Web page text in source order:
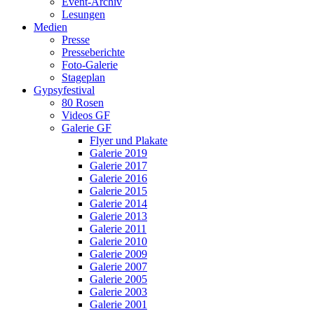
Lesungen
Medien
Presse
Presseberichte
Foto-Galerie
Stageplan
Gypsyfestival
80 Rosen
Videos GF
Galerie GF
Flyer und Plakate
Galerie 2019
Galerie 2017
Galerie 2016
Galerie 2015
Galerie 2014
Galerie 2013
Galerie 2011
Galerie 2010
Galerie 2009
Galerie 2007
Galerie 2005
Galerie 2003
Galerie 2001